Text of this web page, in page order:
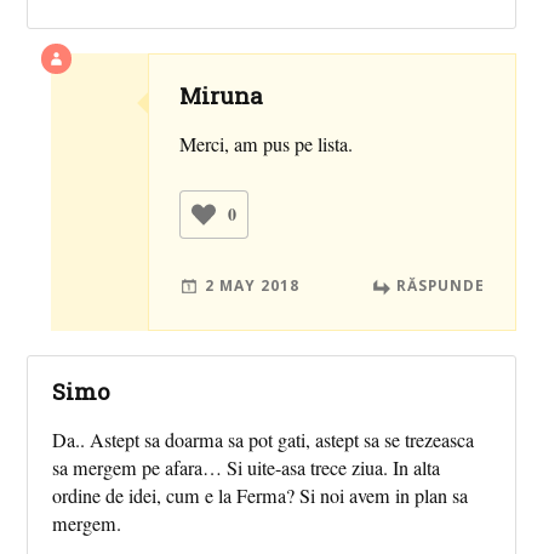
Miruna
Merci, am pus pe lista.
0
2 MAY 2018 RĂSPUNDE
Simo
Da.. Astept sa doarma sa pot gati, astept sa se trezeasca
sa mergem pe afara… Si uite-asa trece ziua. In alta
ordine de idei, cum e la Ferma? Si noi avem in plan sa
mergem.